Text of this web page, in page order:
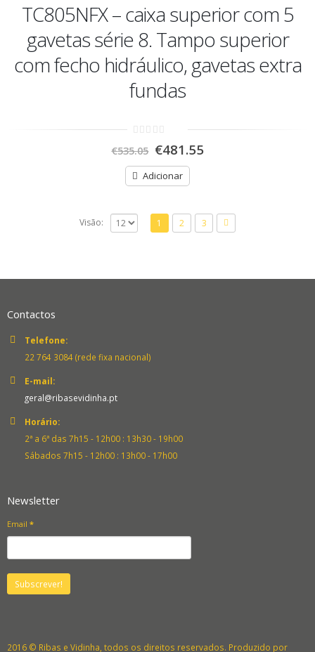
TC805NFX – caixa superior com 5
gavetas série 8. Tampo superior
com fecho hidráulico, gavetas extra
fundas
out
5
€535.05 €481.55
Adicionar
Visão: 1 2 3
Contactos
Telefone:
22 764 3084 (rede fixa nacional)
E-mail:
geral@ribasevidinha.pt
Horário:
2ª a 6ª das 7h15 - 12h00 : 13h30 - 19h00
Sábados 7h15 - 12h00 : 13h00 - 17h00
Newsletter
Email *
2016 © Ribas e Vidinha, todos os direitos reservados. Produzido por